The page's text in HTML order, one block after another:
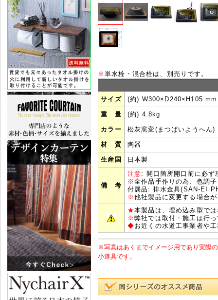
※単水栓・混合栓は、別売りです。
サイズ (約) W300×D240×H105 mm
重 量 (約) 4.8kg
カラー 松灰窯変(まつばいようへん)
材 質 陶器
生産国 日本製
備 考
注意: 開口箇所開口前に必ず
※全作品手作りの為、色調
付属品: 排水金具(SAN-EI
※他社製品に変更する場合
★本製品は、埋め込み型で
※弊社では取付・施工は行
◆お近くの水道工事業者や
※写真はあくまでイメージ用であり実際
小道具です。